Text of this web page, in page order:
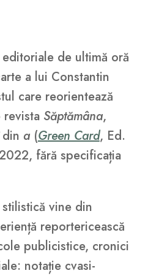
de ultimă oră
a lui Constantin
care reorientează
Săptămâna,
a(Green Card, Ed.
fără specificația
vine din
reportericească
publicistice, cronici
notație cvasi-